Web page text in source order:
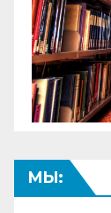
МЫ: